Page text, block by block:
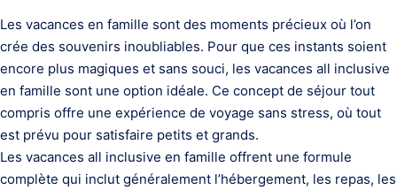
Les vacances en famille sont des moments précieux où l’on
crée des souvenirs inoubliables. Pour que ces instants soient
encore plus magiques et sans souci, les vacances all inclusive
en famille sont une option idéale. Ce concept de séjour tout
compris offre une expérience de voyage sans stress, où tout
est prévu pour satisfaire petits et grands.
Les vacances all inclusive en famille offrent une formule
complète qui inclut généralement l’hébergement, les repas, les